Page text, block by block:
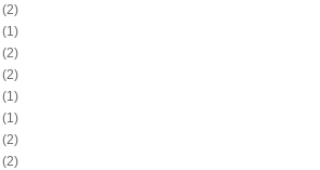
(2)
(1)
(2)
(2)
(1)
(1)
(2)
(2)